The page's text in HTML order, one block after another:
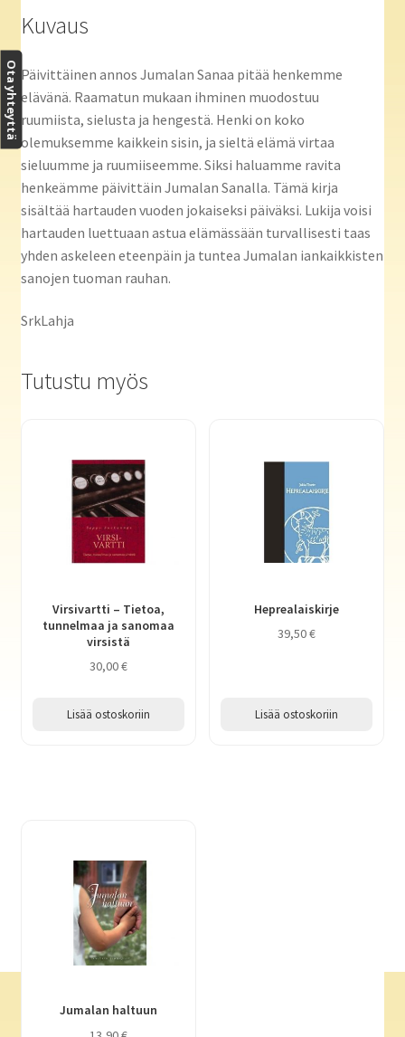
Kuvaus
Päivittäinen annos Jumalan Sanaa pitää henkemme
elävänä. Raamatun mukaan ihminen muodostuu
ruumiista, sielusta ja hengestä. Henki on koko
olemuksemme kaikkein sisin, ja sieltä elämä virtaa
sieluumme ja ruumiiseemme. Siksi haluamme ravita
henkeämme päivittäin Jumalan Sanalla. Tämä kirja
sisältää hartauden vuoden jokaiseksi päiväksi. Lukija voisi
hartauden luettuaan astua elämässään turvallisesti taas
yhden askeleen eteenpäin ja tuntea Jumalan iankaikkisten
sanojen tuoman rauhan.
SrkLahja
Tutustu myös
Virsivartti – Tietoa,
tunnelmaa ja sanomaa
virsistä
30,00€
Lisää ostoskoriin
Heprealaiskirje
39,50€
Lisää ostoskoriin
Jumalan haltuun
Ota yhteyttä